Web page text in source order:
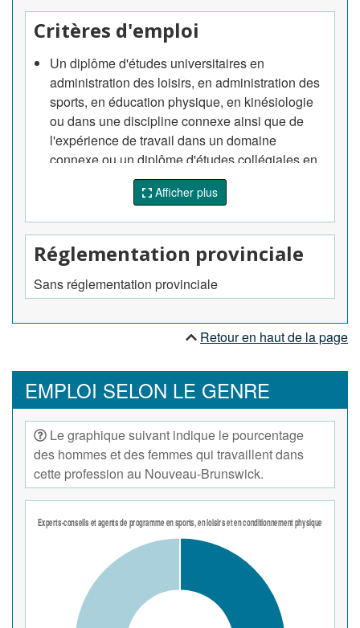
sportifs spéciaux.
Critères d'emploi
Un diplôme d'études universitaires en
administration des loisirs, en administration des
sports, en éducation physique, en kinésiologie
ou dans une discipline connexe ainsi que de
l'expérience de travail dans un domaine
connexe ou un diplôme d'études collégiales en
sports, en loisirs ou en conditionnement
physique, ainsi que de l'expérience dans un
domaine connexe, sont exigés.
De l'expérience en tant qu'animateur ou
responsable de programmes de sports, de loisirs
et de conditionnement physique est exigée des
superviseurs des programmes de loisirs et de
programme spécialisé, tel que le
peut également être exigé.
Afficher plus
Réglementation provinciale
Sans réglementation provinciale
Retour en haut de la page
EMPLOI SELON LE GENRE
Le graphique suivant indique le pourcentage
des hommes et des femmes qui travaillent dans
cette profession au Nouveau-Brunswick.